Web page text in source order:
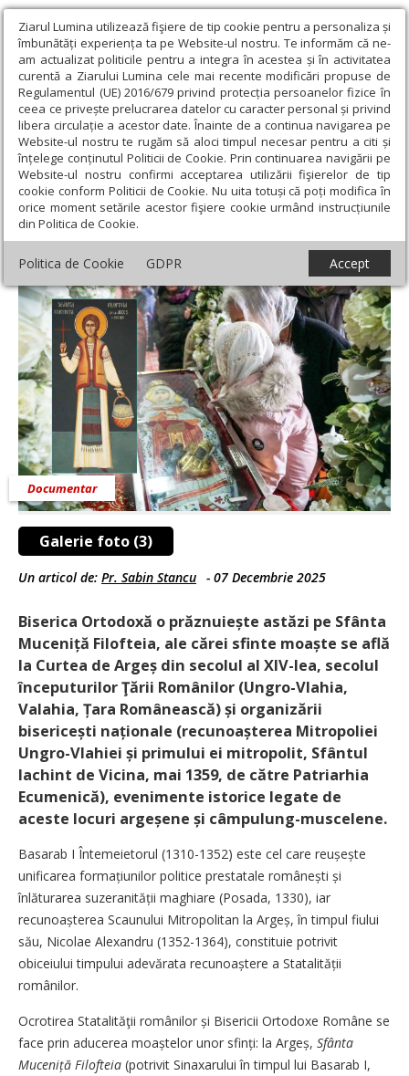
Ziarul Lumina utilizează fişiere de tip cookie pentru a personaliza și
îmbunătăți experiența ta pe Website-ul nostru. Te informăm că ne-
am actualizat politicile pentru a integra în acestea și în activitatea
curentă a Ziarului Lumina cele mai recente modificări propuse de
Regulamentul (UE) 2016/679 privind protecția persoanelor fizice în
ceea ce privește prelucrarea datelor cu caracter personal și privind
libera circulație a acestor date. Înainte de a continua navigarea pe
Website-ul nostru te rugăm să aloci timpul necesar pentru a citi și
înțelege conținutul Politicii de Cookie. Prin continuarea navigării pe
Website-ul nostru confirmi acceptarea utilizării fişierelor de tip
cookie conform Politicii de Cookie. Nu uita totuși că poți modifica în
orice moment setările acestor fişiere cookie urmând instrucțiunile
din Politica de Cookie.
Politica de Cookie GDPR Accept
Ziarul Lumina › Actualitate religioasă › Documentar › Sfânta
Muceniță Filofteia, ocrotitoarea Argeșului și a Țării Româneşti
Sfânta Muceniță Filofteia, ocrotitoarea
Argeșului și a Țării Româneşti
Galerie foto (3)
Documentar
Un articol de: Pr. Sabin Stancu - 07 Decembrie 2025
Biserica Ortodoxă o prăznuiește astăzi pe Sfânta
Muceniță Filofteia, ale cărei sfinte moaște se află
la Curtea de Argeș din secolul al XIV-lea, secolul
începuturilor Ţării Românilor (Ungro-Vlahia,
Valahia, Țara Românească) și organizării
bisericești naționale (recunoașterea Mitropoliei
Ungro-Vlahiei și primului ei mitropolit, Sfântul
Iachint de Vicina, mai 1359, de către Patriarhia
Ecumenică), evenimente istorice legate de
aceste locuri argeșene și câmpulung-muscelene.
Basarab I Întemeietorul (1310-1352) este cel ­care reușește
unificarea for­mațiunilor politice prestatale românești și
înlăturarea suze­ra­ni­tății maghiare (Posada, 1330), iar
recunoașterea Scaunului ­Mitro­politan la Argeș, în timpul fiului
său, Nicolae Alexandru (1352-1364), constituie potrivit
obiceiului timpului adevărata recu­noaștere a Statalității
românilor.
Ocrotirea Statalităţii românilor și Bisericii Ortodoxe Române se
face prin aducerea moaștelor unor sfinți: la Argeș, Sfânta
Muceniță Filofteia (potrivit Sinaxarului în timpul lui Basarab I,